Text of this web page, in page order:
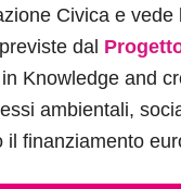
Civica e vede
dal
Knowledge and
ambientali,
finanziamento